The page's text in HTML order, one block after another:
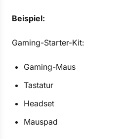
Beispiel:
Gaming-Starter-Kit:
Gaming-Maus
Tastatur
Headset
Mauspad